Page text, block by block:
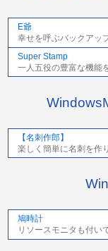
E爺
幸せを呼ぶバックアッ
Super Stamp
一人五役の豊富な機能
【名刺作郎】
楽しく簡単に名刺を作
鳩時計
リソースモニタも付い